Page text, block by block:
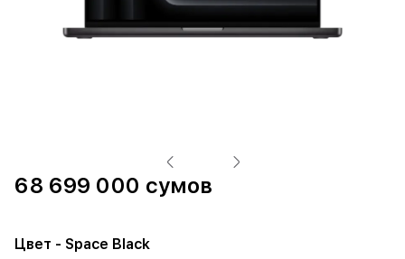
68 699 000 сумов
Цвет - Space Black